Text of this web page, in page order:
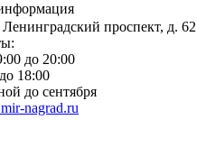
проспект, д.
до 20:00
18:00
до сентября
nagrad.ru